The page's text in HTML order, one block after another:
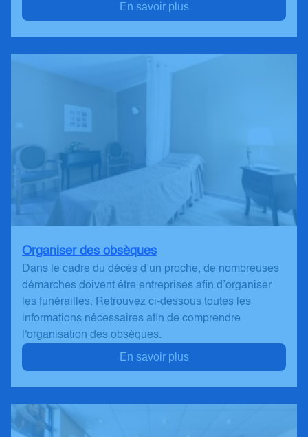
En savoir plus
Organiser des obsèques
Dans le cadre du décès d’un proche, de nombreuses
démarches doivent être entreprises afin d’organiser
les funérailles. Retrouvez ci-dessous toutes les
informations nécessaires afin de comprendre
l'organisation des obsèques.
En savoir plus